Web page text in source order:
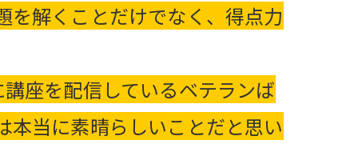
を解くことだけでなく、得点力
座を配信しているベテランば
本当に素晴らしいことだと思い